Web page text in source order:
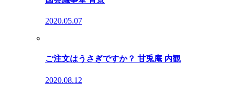
2020.05.07
ご注文はうさぎですか？ 甘兎庵 内観
2020.08.12